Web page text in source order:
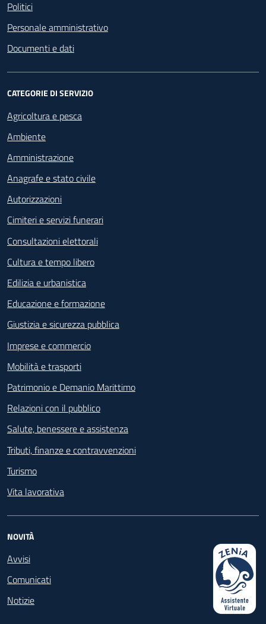
Politici
Personale amministrativo
Documenti e dati
CATEGORIE DI SERVIZIO
Agricoltura e pesca
Ambiente
Amministrazione
Anagrafe e stato civile
Autorizzazioni
Cimiteri e servizi funerari
Consultazioni elettorali
Cultura e tempo libero
Edilizia e urbanistica
Educazione e formazione
Giustizia e sicurezza pubblica
Imprese e commercio
Mobilità e trasporti
Patrimonio e Demanio Marittimo
Relazioni con il pubblico
Salute, benessere e assistenza
Tributi, finanze e contravvenzioni
Turismo
Vita lavorativa
NOVITÀ
Avvisi
Comunicati
Notizie